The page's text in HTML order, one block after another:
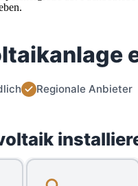
Regionale Anbieter